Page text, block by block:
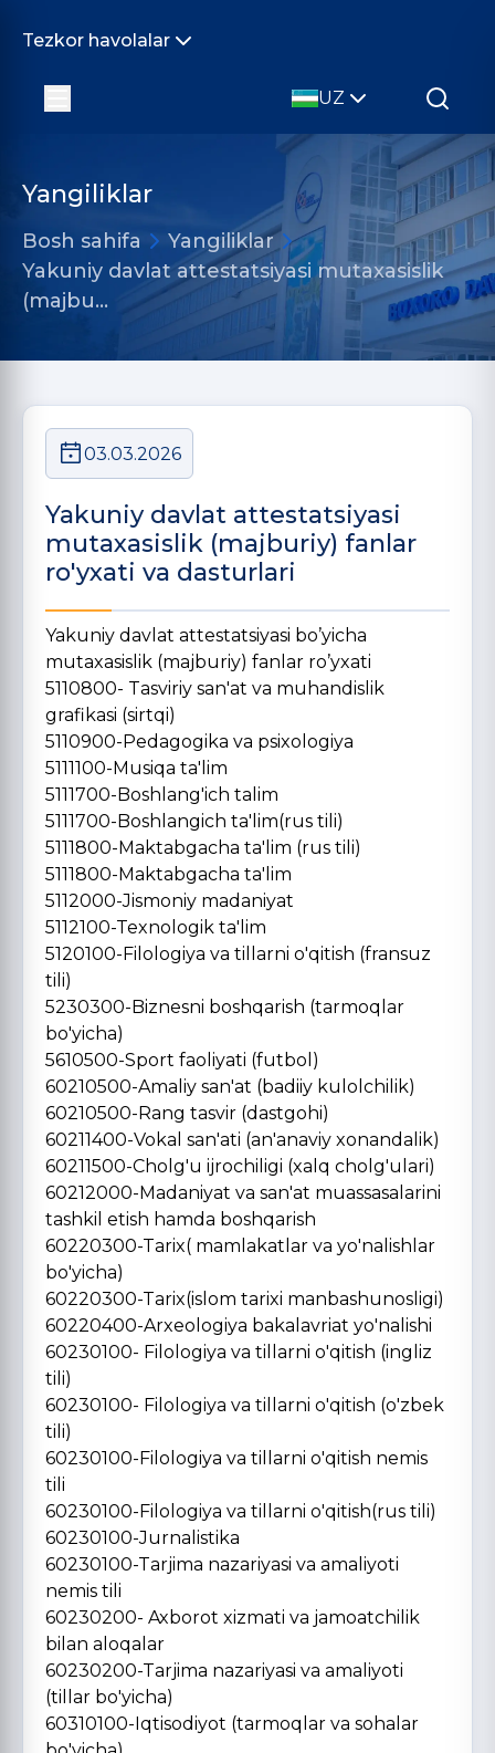
Tezkor havolalar
UZ
Yangiliklar
Bosh sahifa
Yangiliklar
Yakuniy davlat attestatsiyasi mutaxasislik
(majbu…
03.03.2026
Yakuniy davlat attestatsiyasi
mutaxasislik (majburiy) fanlar
ro'yxati va dasturlari
Yakuniy davlat attestatsiyasi bo’yicha
mutaxasislik (majburiy) fanlar ro’yxati
5110800- Tasviriy san'at va muhandislik
grafikasi (sirtqi)
5110900-Pedagogika va psixologiya
5111100-Musiqa ta'lim
5111700-Boshlang'ich talim
5111700-Boshlangich ta'lim(rus tili)
5111800-Maktabgacha ta'lim (rus tili)
5111800-Maktabgacha ta'lim
5112000-Jismoniy madaniyat
5112100-Texnologik ta'lim
5120100-Filologiya va tillarni o'qitish (fransuz
tili)
5230300-Biznesni boshqarish (tarmoqlar
bo'yicha)
5610500-Sport faoliyati (futbol)
60210500-Amaliy san'at (badiiy kulolchilik)
60210500-Rang tasvir (dastgohi)
60211400-Vokal san'ati (an'anaviy xonandalik)
60211500-Cholg'u ijrochiligi (xalq cholg'ulari)
60212000-Madaniyat va san'at muassasalarini
tashkil etish hamda boshqarish
60220300-Tarix( mamlakatlar va yo'nalishlar
bo'yicha)
60220300-Tarix(islom tarixi manbashunosligi)
60220400-Arxeologiya bakalavriat yo'nalishi
60230100- Filologiya va tillarni o'qitish (ingliz
tili)
60230100- Filologiya va tillarni o'qitish (o'zbek
tili)
60230100-Filologiya va tillarni o'qitish nemis
tili
60230100-Filologiya va tillarni o'qitish(rus tili)
60230100-Jurnalistika
60230100-Tarjima nazariyasi va amaliyoti
nemis tili
60230200- Axborot xizmati va jamoatchilik
bilan aloqalar
60230200-Tarjima nazariyasi va amaliyoti
(tillar bo'yicha)
60310100-Iqtisodiyot (tarmoqlar va sohalar